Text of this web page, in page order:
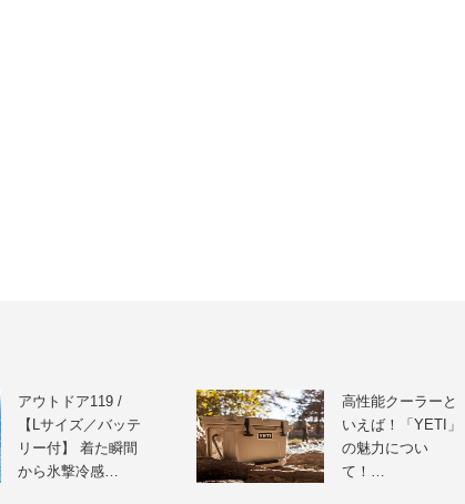
アウトドア119 /
【Lサイズ／バッテ
リー付】 着た瞬間
から氷撃冷感…
高性能クーラーと
いえば！「YETI」
の魅力につい
て！…